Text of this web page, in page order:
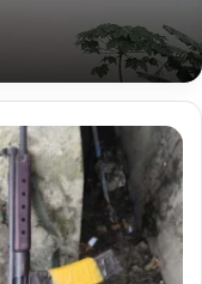
င်းကိုအသုံးပြုပြီး ငအိုး
င်ဖို့ကြိုးပမ်းနေတာ
ကျော်ပါတဲ့စစ်ကောင်စီ